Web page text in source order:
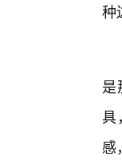
种
是
具
感